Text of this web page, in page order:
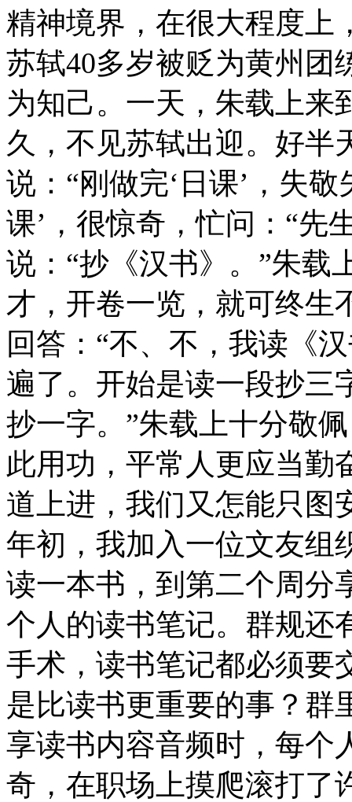
精神境界，在很大程度上
苏轼40多岁被贬为黄州团
为知己。一天，朱载上来
久，不见苏轼出迎。好半
说：“刚做完‘日课’，失
课’，很惊奇，忙问：“先
说：“抄《汉书》。”朱载
才，开卷一览，就可终生
回答：“不、不，我读《
遍了。开始是读一段抄三
抄一字。”朱载上十分敬
此用功，平常人更应当勤
道上进，我们又怎能只图
年初，我加入一位文友组
读一本书，到第二个周分
个人的读书笔记。群规还
手术，读书笔记都必须要
是比读书更重要的事？群
享读书内容音频时，每个
奇，在职场上摸爬滚打了